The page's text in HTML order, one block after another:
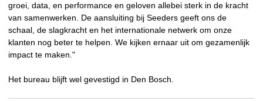
groei, data, en performance en geloven allebei sterk in de kracht
van samenwerken. De aansluiting bij Seeders geeft ons de
schaal, de slagkracht en het internationale netwerk om onze
klanten nog beter te helpen. We kijken ernaar uit om gezamenlijk
impact te maken."
Het bureau blijft wel gevestigd in Den Bosch.